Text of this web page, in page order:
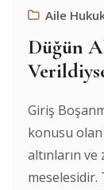
Aile
Düğün
Giriş
konusu
altınların
meselesidir.